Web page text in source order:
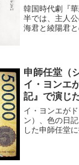
韓国時代劇『
半では、主人
海君と綾陽君
ンジョ）の最
申師任堂（
イ・ヨンエ
記』で演じ
イ・ヨンエが
ン）、色の日
した申師任堂